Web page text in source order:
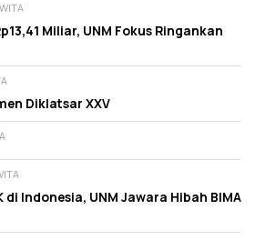
Miliar, UNM Fokus Ringankan
Diklatsar XXV
Indonesia, UNM Jawara Hibah BIMA